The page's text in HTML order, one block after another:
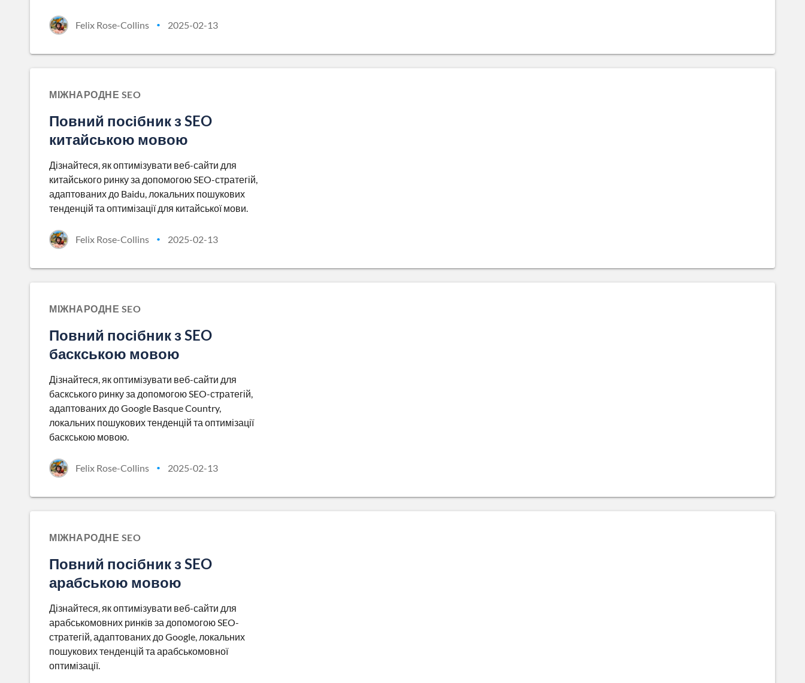
Felix Rose-Collins • 2025-02-13
МІЖНАРОДНЕ SEO
Повний посібник з SEO
китайською мовою
Дізнайтеся, як оптимізувати веб-сайти для
китайського ринку за допомогою SEO-стратегій,
адаптованих до Baidu, локальних пошукових
тенденцій та оптимізації для китайської мови.
Felix Rose-Collins • 2025-02-13
МІЖНАРОДНЕ SEO
Повний посібник з SEO
баскською мовою
Дізнайтеся, як оптимізувати веб-сайти для
баскського ринку за допомогою SEO-стратегій,
адаптованих до Google Basque Country,
локальних пошукових тенденцій та оптимізації
баскською мовою.
Felix Rose-Collins • 2025-02-13
МІЖНАРОДНЕ SEO
Повний посібник з SEO
арабською мовою
Дізнайтеся, як оптимізувати веб-сайти для
арабськомовних ринків за допомогою SEO-
стратегій, адаптованих до Google, локальних
пошукових тенденцій та арабськомовної
оптимізації.